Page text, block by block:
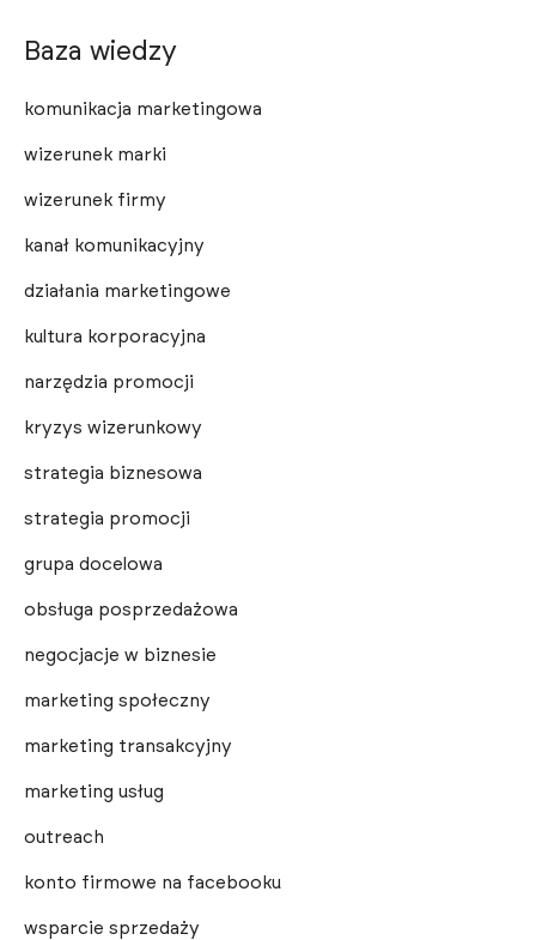
Baza wiedzy
komunikacja marketingowa
wizerunek marki
wizerunek firmy
kanał komunikacyjny
działania marketingowe
kultura korporacyjna
narzędzia promocji
kryzys wizerunkowy
strategia biznesowa
strategia promocji
grupa docelowa
obsługa posprzedażowa
negocjacje w biznesie
marketing społeczny
marketing transakcyjny
marketing usług
outreach
konto firmowe na facebooku
wsparcie sprzedaży